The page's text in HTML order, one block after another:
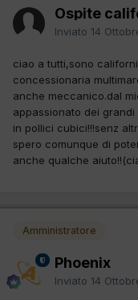
Ospite
Inviato 14
ciao a tutti,sono
concessionaria
anche meccanico.dal
appassionato dei
in pollici cubici!!!senz
spero comunque di
anche qualche
Amministratore
Phoenix
Inviato 14